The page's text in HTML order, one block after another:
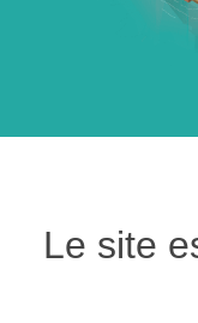
Le site